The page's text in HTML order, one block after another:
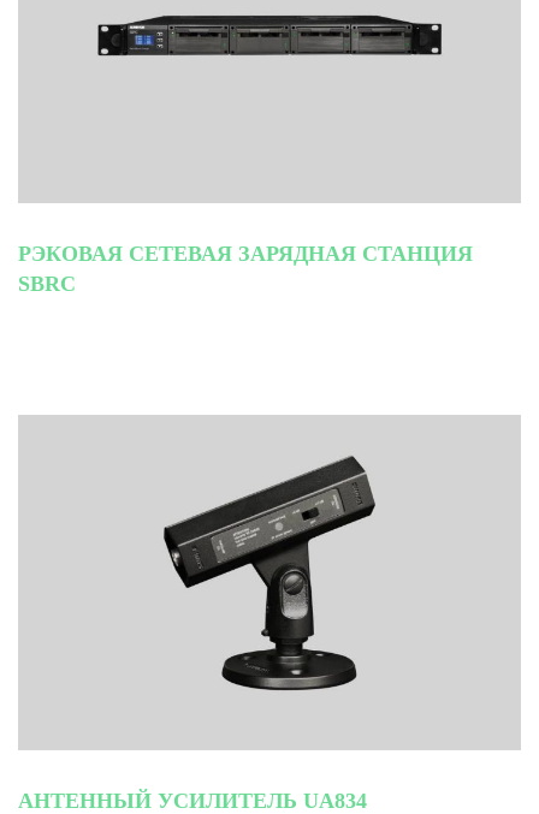
РЭКОВАЯ СЕТЕВАЯ ЗАРЯДНАЯ СТАНЦИЯ
SBRC
АНТЕННЫЙ УСИЛИТЕЛЬ UA834